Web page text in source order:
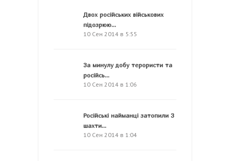
Двох російських військових
підозрюю...
10 Сен 2014 в 5:55
За минулу добу терористи та
російсь...
10 Сен 2014 в 1:06
Російські найманці затопили 3
шахти...
10 Сен 2014 в 1:04